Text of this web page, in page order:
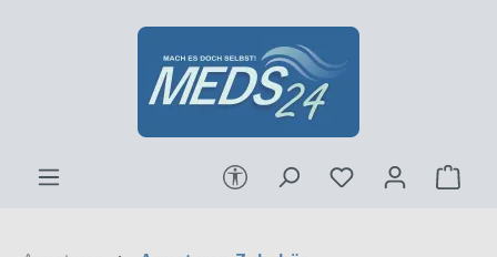
Zum Hauptinhalt springen
Werkzeugleiste anzeigen